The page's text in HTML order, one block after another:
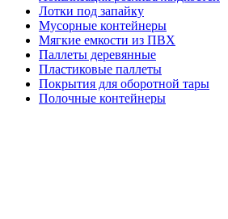
Лотки под запайку
Мусорные контейнеры
Мягкие емкости из ПВХ
Паллеты деревянные
Пластиковые паллеты
Покрытия для оборотной тары
Полочные контейнеры